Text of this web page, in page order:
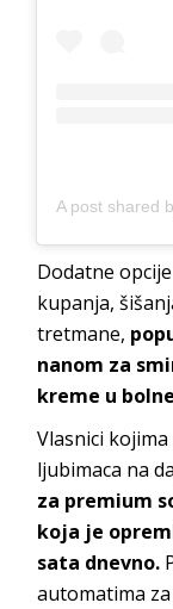
Dodatne
kupanja,
tretmane,
nanom za
kreme u
Vlasnici
ljubimaca na
za premium
koja je
sata dnevno.
automatima